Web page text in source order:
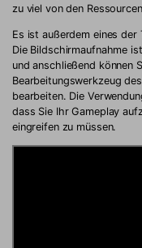
zu viel von den
Es ist außerdem eines
Die Bildschirmaufnahme
und anschließend können
Bearbeitungswerkzeug
bearbeiten. Die
dass Sie Ihr Gameplay
eingreifen zu müssen.